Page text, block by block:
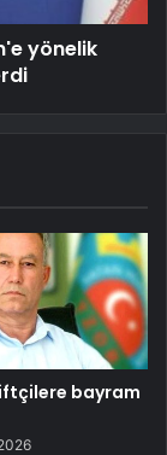
yönelik
bayram